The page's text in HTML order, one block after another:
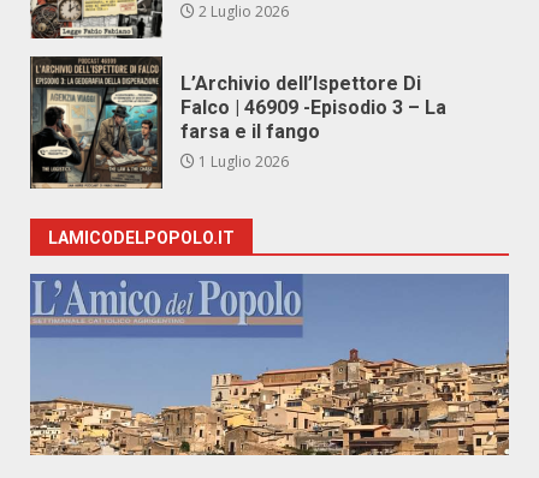
2 Luglio 2026
L’Archivio dell’Ispettore Di
Falco | 46909 -Episodio 3 – La
farsa e il fango
1 Luglio 2026
LAMICODELPOPOLO.IT